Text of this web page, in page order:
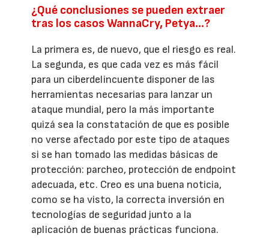
¿Qué conclusiones se pueden extraer
tras los casos WannaCry, Petya…?
La primera es, de nuevo, que el riesgo es real.
La segunda, es que cada vez es más fácil
para un ciberdelincuente disponer de las
herramientas necesarias para lanzar un
ataque mundial, pero la más importante
quizá sea la constatación de que es posible
no verse afectado por este tipo de ataques
si se han tomado las medidas básicas de
protección: parcheo, protección de endpoint
adecuada, etc. Creo es una buena noticia,
como se ha visto, la correcta inversión en
tecnologías de seguridad junto a la
aplicación de buenas prácticas funciona.